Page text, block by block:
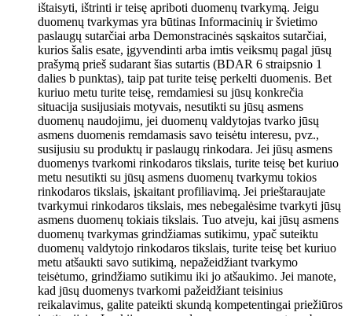
ištaisyti, ištrinti ir teisę apriboti duomenų tvarkymą. Jeigu
duomenų tvarkymas yra būtinas Informacinių ir švietimo
paslaugų sutarčiai arba Demonstracinės sąskaitos sutarčiai,
kurios šalis esate, įgyvendinti arba imtis veiksmų pagal jūsų
prašymą prieš sudarant šias sutartis (BDAR 6 straipsnio 1
dalies b punktas), taip pat turite teisę perkelti duomenis. Bet
kuriuo metu turite teisę, remdamiesi su jūsų konkrečia
situacija susijusiais motyvais, nesutikti su jūsų asmens
duomenų naudojimu, jei duomenų valdytojas tvarko jūsų
asmens duomenis remdamasis savo teisėtu interesu, pvz.,
susijusiu su produktų ir paslaugų rinkodara. Jei jūsų asmens
duomenys tvarkomi rinkodaros tikslais, turite teisę bet kuriuo
metu nesutikti su jūsų asmens duomenų tvarkymu tokios
rinkodaros tikslais, įskaitant profiliavimą. Jei prieštaraujate
tvarkymui rinkodaros tikslais, mes nebegalėsime tvarkyti jūsų
asmens duomenų tokiais tikslais. Tuo atveju, kai jūsų asmens
duomenų tvarkymas grindžiamas sutikimu, ypač suteiktu
duomenų valdytojo rinkodaros tikslais, turite teisę bet kuriuo
metu atšaukti savo sutikimą, nepažeidžiant tvarkymo
teisėtumo, grindžiamo sutikimu iki jo atšaukimo. Jei manote,
kad jūsų duomenys tvarkomi pažeidžiant teisinius
reikalavimus, galite pateikti skundą kompetentingai priežiūros